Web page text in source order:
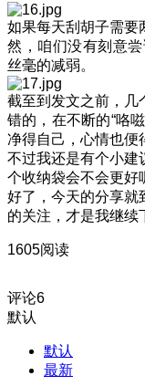
如果每天刮胡子需要
然，咱们没有刻意
丝毫的减弱。
截至到发文之前，几
错的，在不断的“咯
净得自己，心情也便
不过我还是有个小建
个收纳袋会不会更好
好了，今天的分享就
的关注，才是我继续
1605阅读
评论6
默认
默认
最新